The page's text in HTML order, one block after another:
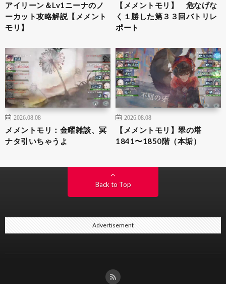
アイリーン＆Lv1ニーナのノ
ーカット攻略解説【メメント
モリ】
【メメントモリ】 危なげな
く１勝した第３３回バトリレ
ポート
2026.08.08
メメントモリ：金曜雑談、冥
ナタ引いちゃうよ
2026.08.08
【メメントモリ】翠の塔
1841〜1850階（本垢）
Back to Top
Advertisement